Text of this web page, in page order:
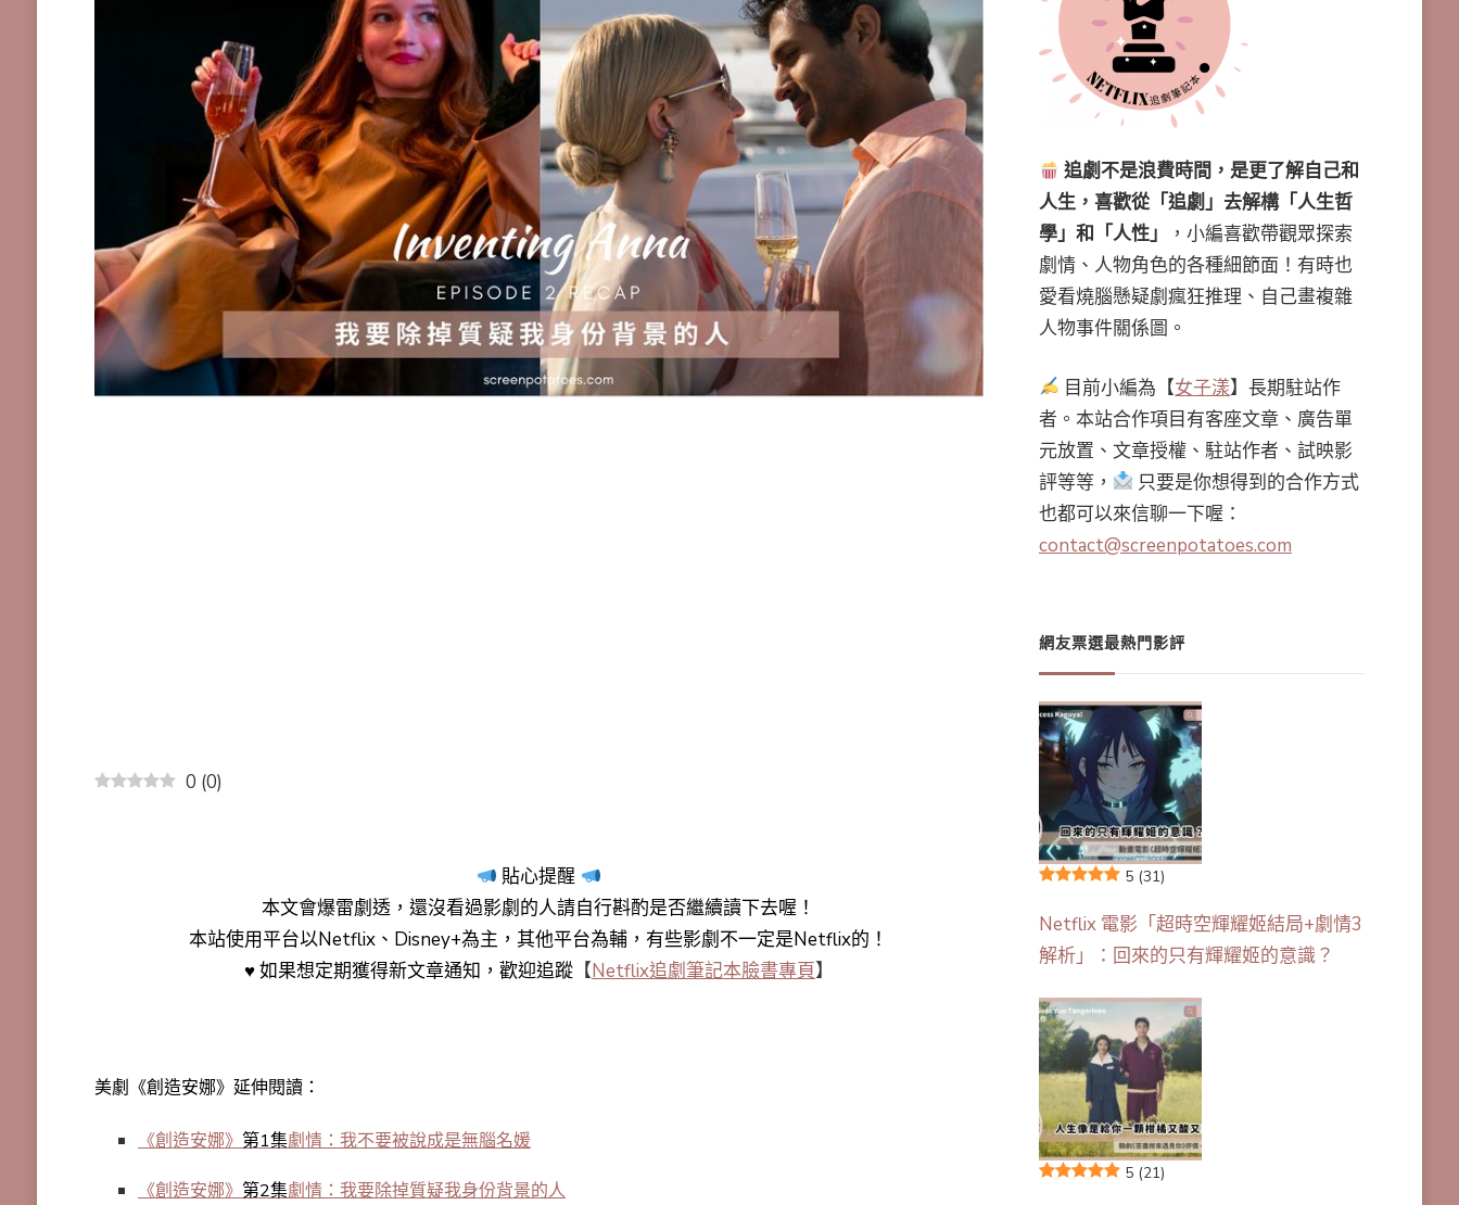
0 (0)
貼心提醒
本文會爆雷劇透 ，還沒看過影劇的人請自行斟酌是否繼續讀下去喔！
本站使用平台以Netflix、Disney+為主，其他平台為輔，有些影劇不一定是Netflix的！
♥ 如果想定期獲得新文章通知，歡迎追蹤【Netflix追劇筆記本臉書專頁】
美劇《創造安娜》延伸閱讀：
《創造安娜》 第1集劇情：我不要被說成是無腦名媛
《創造安娜》 第2集劇情：我要除掉質疑我身份背景的人
追劇不是浪費時間，是更了解自己和
人生，喜歡從「追劇」去解構「人生哲
學」和「人性」
，小編喜歡帶觀眾探索
劇情、人物角色的各種細節面！有時也
愛看燒腦懸疑劇瘋狂推理、自己畫複雜
人物事件關係圖。
目前小編為【女子漾】長期駐站作
者。本站合作項目有客座文章、廣告單
元放置、文章授權、駐站作者、試映影
評等等，
只要是你想得到的合作方式
也都可以來信聊一下喔：
contact@screenpotatoes.com
網友票選最熱門影評
5 (31)
Netflix 電影「超時空輝耀姬結局+劇情3
解析」：回來的只有輝耀姬的意識？
5 (21)